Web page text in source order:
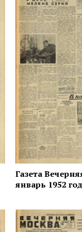
Газета
январь 1952